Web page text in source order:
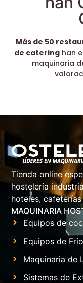
Más de 50
de cateringhan
maquinaria
Tienda online
hostelería
hoteles,
MAQUINARIA
Equipos de
Equipos de
Maquinaria de
Sistemas de